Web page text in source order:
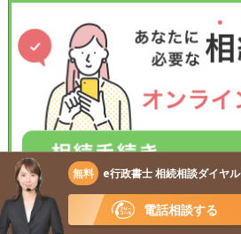
無料 e行政書士 相続相談ダイヤル
電話相談する